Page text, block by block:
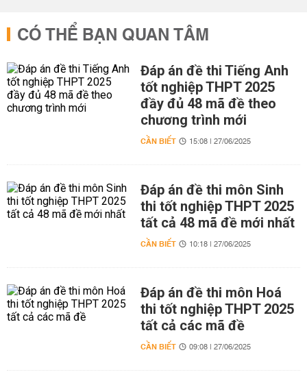
CÓ THỂ BẠN QUAN TÂM
Đáp án đề thi Tiếng Anh
tốt nghiệp THPT 2025
đầy đủ 48 mã đề theo
chương trình mới
CẦN BIẾT 15:08 | 27/06/2025
Đáp án đề thi môn Sinh
thi tốt nghiệp THPT 2025
tất cả 48 mã đề mới nhất
CẦN BIẾT 10:18 | 27/06/2025
Đáp án đề thi môn Hoá
thi tốt nghiệp THPT 2025
tất cả các mã đề
CẦN BIẾT 09:08 | 27/06/2025